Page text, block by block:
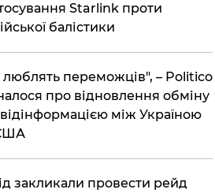
Starlink проти
балістики
люблять переможців", – Politico
про відновлення обміну
між Україною
закликали провести рейд